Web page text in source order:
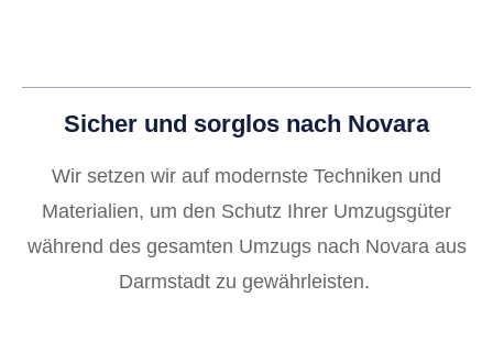
Sicher und sorglos nach Novara
Wir setzen wir auf modernste Techniken und
Materialien, um den Schutz Ihrer Umzugsgüter
während des gesamten Umzugs nach Novara aus
Darmstadt zu gewährleisten.